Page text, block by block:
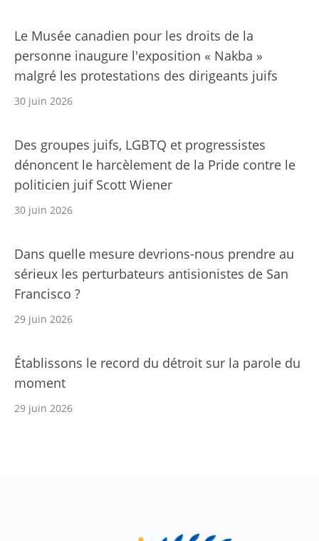
Le Musée canadien pour les droits de la
personne inaugure l'exposition « Nakba »
malgré les protestations des dirigeants juifs
30 juin 2026
Des groupes juifs, LGBTQ et progressistes
dénoncent le harcèlement de la Pride contre le
politicien juif Scott Wiener
30 juin 2026
Dans quelle mesure devrions-nous prendre au
sérieux les perturbateurs antisionistes de San
Francisco ?
29 juin 2026
Établissons le record du détroit sur la parole du
moment
29 juin 2026